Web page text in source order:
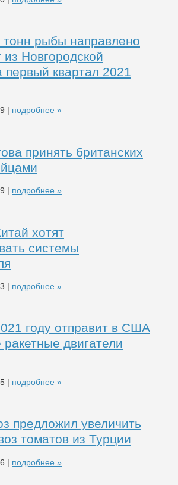
рыбы направлено
из Новгородской
первый квартал 2021
| подробнее »
принять британских
| подробнее »
хотят
системы
| подробнее »
году отправит в США
двигатели
| подробнее »
предложил увеличить
томатов из Турции
| подробнее »